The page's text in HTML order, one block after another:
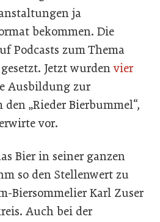
ja
bekommen. Die
Podcasts zum Thema
Jetzt wurdenvier
Ausbildung zur
„Rieder Bierbummel“,
vor.
Bier in seiner ganzen
so den Stellenwert zu
Biersommelier Karl Zuser
Auch bei der